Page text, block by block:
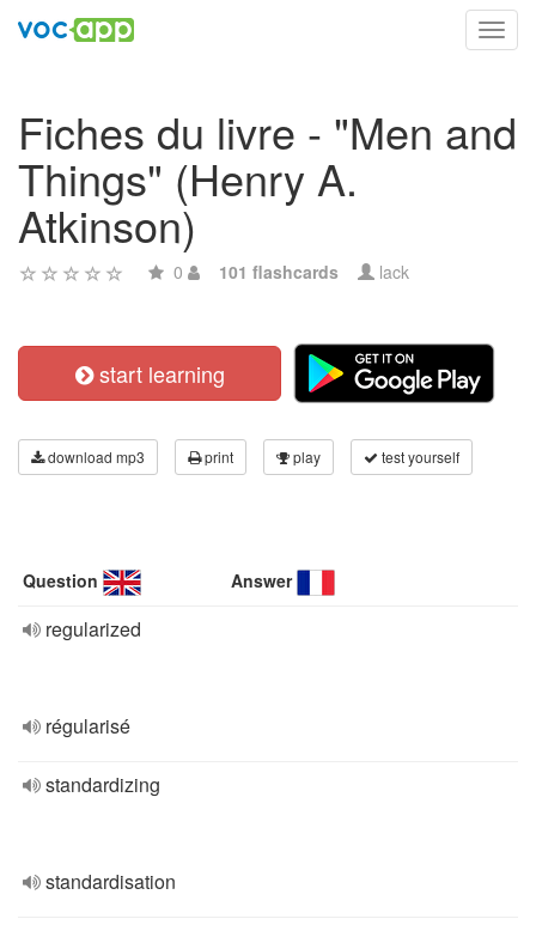
Fiches du livre - "Men and
Things" (Henry A.
Atkinson)
0 101 flashcards lack
start learning
download mp3 print play test yourself
Question Answer
regularized
régularisé
standardizing
standardisation